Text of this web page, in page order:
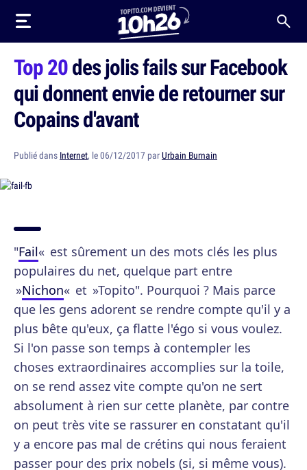
Top 20des jolis fails sur Facebook
qui donnent envie de retourner sur
Copains d'avant
Publié dans Internet, le 06/12/2017 parUrbain Burnain
"Fail« est sûrement un des mots clés les plus
populaires du net, quelque part entre
»Nichon« et »Topito". Pourquoi ? Mais parce
que les gens adorent se rendre compte qu'il y a
plus bête qu'eux, ça flatte l'égo si vous voulez.
Si l'on passe son temps à contempler les
choses extraordinaires accomplies sur la toile,
on se rend assez vite compte qu'on ne sert
absolument à rien sur cette planète, par contre
on peut très vite se rassurer en constatant qu'il
y a encore pas mal de crétins qui nous feraient
passer pour des prix nobels (si, si même vous).